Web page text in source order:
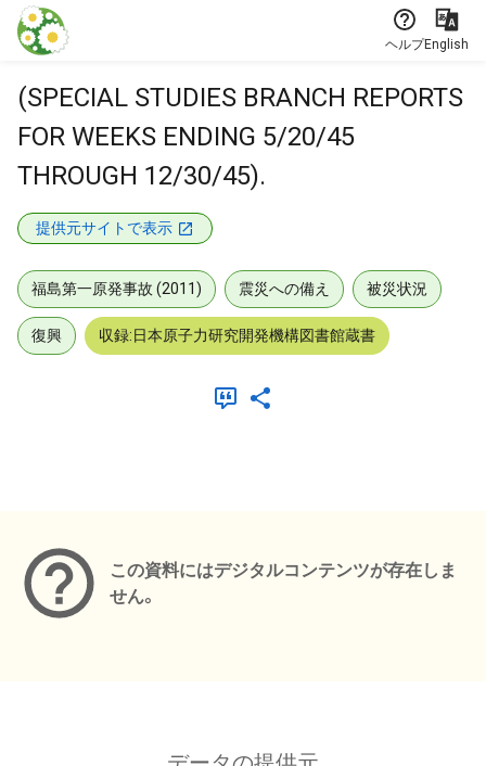
本文に飛ぶ
ヘルプEnglish
(SPECIAL STUDIES BRANCH REPORTS
FOR WEEKS ENDING 5/20/45
THROUGH 12/30/45).
提供元サイトで表示
福島第一原発事故 (2011) 震災への備え 被災状況
復興 収録:日本原子力研究開発機構図書館蔵書
この資料にはデジタルコンテンツが存在しま
せん。